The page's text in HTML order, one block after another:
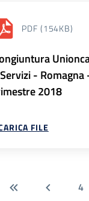
PDF (154KB)
- Romagna
2018
FILE
4